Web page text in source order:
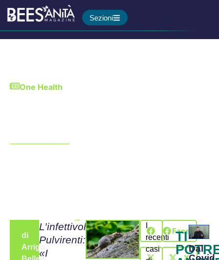
Sezioni
One Health
di
Arrigo
L’infettivologo
Pulvirenti:
«I
recenti
casi
Facebook
X
TI
Dal
Covid